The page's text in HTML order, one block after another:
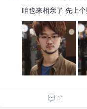
咱也来相亲了 先上个
11